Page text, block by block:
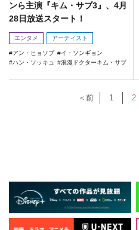
ンら主演『キム・サブ3』、4月
28日放送スタート！
エンタメ アーティスト
アン・ヒョソプ
イ・ソンギョン
ハン・ソッキュ
浪漫ドクターキム・サブ
＜前 1 2